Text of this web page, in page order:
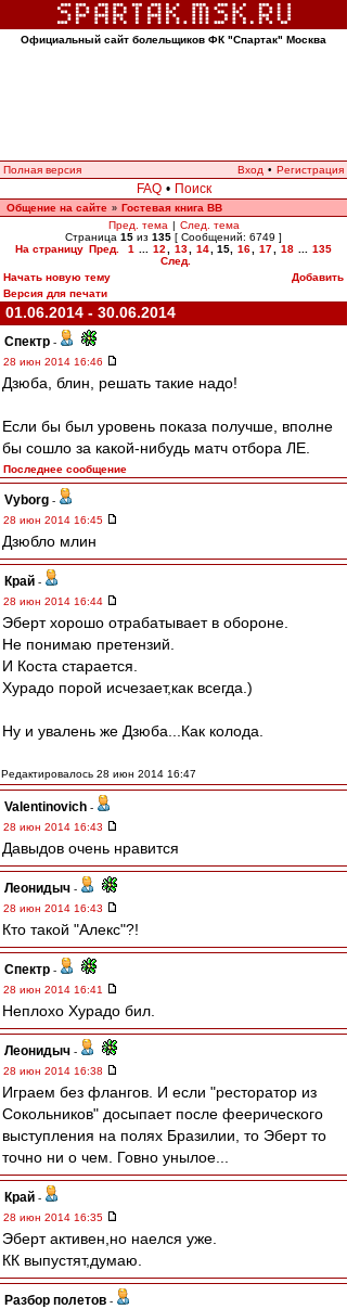
Официальный сайт болельщиков ФК "Спартак" Москва
Полная версия Вход • Регистрация
FAQ • Поиск
Общение на сайте » Гостевая книга ВВ
Пред. тема | След. тема
Страница 15 из 135 [ Сообщений: 6749 ]
На страницу Пред. 1 12 13 14 15 16 17 18
135
След.
Начать новую тему
Добавить
Версия для печати
01.06.2014 - 30.06.2014
Спектр -
28 июн 2014 16:46
Дзюба, блин, решать такие надо!
Если бы был уровень показа получше, вполне
бы сошло за какой-нибудь матч отбора ЛЕ.
Последнее сообщение
Vyborg -
28 июн 2014 16:45
Дзюбло млин
Край -
28 июн 2014 16:44
Эберт хорошо отрабатывает в обороне.
Не понимаю претензий.
И Коста старается.
Хурадо порой исчезает,как всегда.)
Ну и увалень же Дзюба...Как колода.
Редактировалось 28 июн 2014 16:47
Valentinovich -
28 июн 2014 16:43
Давыдов очень нравится
Леонидыч -
28 июн 2014 16:43
Кто такой "Алекс"?!
Спектр -
28 июн 2014 16:41
Неплохо Хурадо бил.
Леонидыч -
28 июн 2014 16:38
Играем без флангов. И если "ресторатор из
Сокольников" досыпает после феерического
выступления на полях Бразилии, то Эберт то
точно ни о чем. Говно унылое...
Край -
28 июн 2014 16:35
Эберт активен,но наелся уже.
КК выпустят,думаю.
Разбор полетов -